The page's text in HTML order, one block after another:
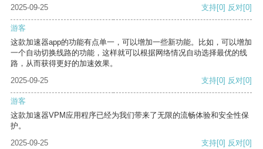
2025-09-25
支持[0] 反对[0]
游客
这款加速器app的功能有点单一，可以增加一些新功能。比如，可以增加
一个自动切换线路的功能，这样就可以根据网络情况自动选择最优的线
路，从而获得更好的加速效果。
2025-09-25
支持[0] 反对[0]
游客
这款加速器VPM应用程序已经为我们带来了无限的流畅体验和安全性保
护。
2025-09-25
支持[0] 反对[0]